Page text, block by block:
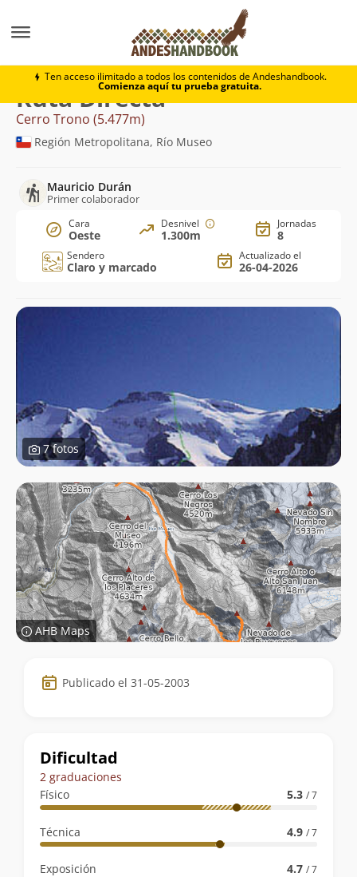
Ten acceso ilimitado a todos los contenidos de Andeshandbook.
Comienza aquí tu prueba gratuita.
Cerro Trono Directa
Ruta Directa
Cerro Trono (5.477m)
Región Metropolitana, Río Museo
Mauricio Durán
Primer colaborador
Cara
Oeste
Desnivel
1.300m
Jornadas
8
Sendero
Claro y marcado
Actualizado el
26-04-2026
7 fotos
AHB Maps
Datos
de
ruta
Publicado el 31-05-2003
Dificultad
2 graduaciones
Físico
5.3 / 7
Técnica 4.9 / 7
Exposición 4.7 / 7